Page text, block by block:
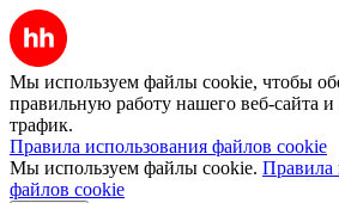
Мы используем файлы cookie, чтобы
правильную работу нашего веб-сайта и
трафик.
Правила использования файлов cookie
Мы используем файлы cookie. Правила
файлов cookie